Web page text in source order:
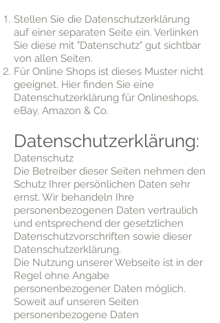
Stellen Sie die Datenschutzerklärung
auf einer separaten Seite ein. Verlinken
Sie diese mit "Datenschutz" gut sichtbar
von allen Seiten.
Für Online Shops ist dieses Muster nicht
geeignet. Hier finden Sie eine
Datenschutzerklärung für Onlineshops,
eBay, Amazon & Co.
Datenschutzerklärung:
Datenschutz
Die Betreiber dieser Seiten nehmen den
Schutz Ihrer persönlichen Daten sehr
ernst. Wir behandeln Ihre
personenbezogenen Daten vertraulich
und entsprechend der gesetzlichen
Datenschutzvorschriften sowie dieser
Datenschutzerklärung.
Die Nutzung unserer Webseite ist in der
Regel ohne Angabe
personenbezogener Daten möglich.
Soweit auf unseren Seiten
personenbezogene Daten